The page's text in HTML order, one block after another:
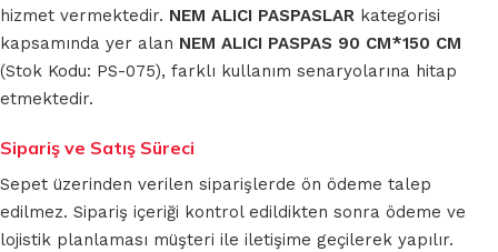
hizmet vermektedir. NEM ALICI PASPASLAR kategorisi
kapsamında yer alan NEM ALICI PASPAS 90 CM*150 CM
(Stok Kodu: PS-075), farklı kullanım senaryolarına hitap
etmektedir.
Sipariş ve Satış Süreci
Sepet üzerinden verilen siparişlerde ön ödeme talep
edilmez. Sipariş içeriği kontrol edildikten sonra ödeme ve
lojistik planlaması müşteri ile iletişime geçilerek yapılır.